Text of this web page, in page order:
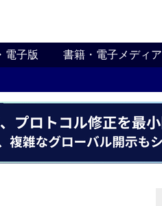
電子版 書籍・電子メディア